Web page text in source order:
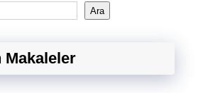
Ara
Makaleler